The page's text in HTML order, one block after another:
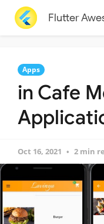
Flutter
Apps
in Cafe
Oct 16, 2021 2 min